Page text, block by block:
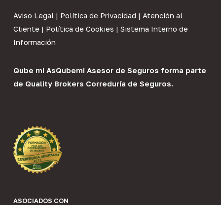
Aviso Legal| Política de Privacidad | Atención al
Cliente | Política de Cookies | Sistema Interno de
Información
Qube mi AsQubemi Asesor de Seguros forma parte
de Quality Brokers Correduría de Seguros.
ASOCIADOS CON